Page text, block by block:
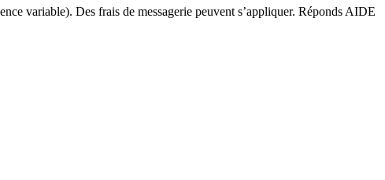
variable). Des frais de messagerie peuvent s’appliquer. Réponds AIDE